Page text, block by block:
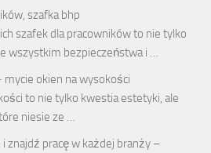
szafka bhp
szafek dla pracowników to nie tylko
wszystkim bezpieczeństwa i …
mycie okien na wysokości
to nie tylko kwestia estetyki, ale
niesie ze …
znajdź pracę w każdej branży –